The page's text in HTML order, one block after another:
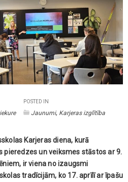
POSTED IN
Jaunumi, Karjeras izglītība
Karjeras diena, kurā
pieredzes un veiksmes stāstos ar 9.
ir viena no izaugsmi
tradīcijām, ko 17. aprīlī ar īpašu